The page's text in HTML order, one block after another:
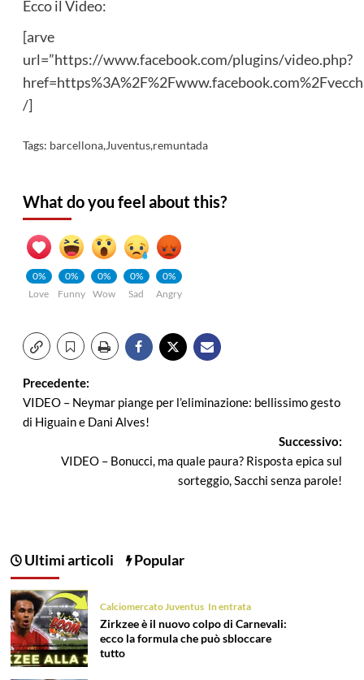
Ecco il Video:
[arve
url=”https://www.facebook.com/plugins/video.php?
/]
Tags: barcellona,Juventus,remuntada
What do you feel about this?
0%
Love
0%
Funny
0%
Wow
0%
Sad
0%
Angry
Navigazione
articolo
Precedente:
VIDEO – Neymar piange per l’eliminazione: bellissimo gesto
di Higuain e Dani Alves!
Successivo:
VIDEO – Bonucci, ma quale paura? Risposta epica sul
sorteggio, Sacchi senza parole!
Ultimi articoli Popular
Calciomercato Juventus In entrata
Zirkzee è il nuovo colpo di Carnevali:
ecco la formula che può sbloccare
tutto